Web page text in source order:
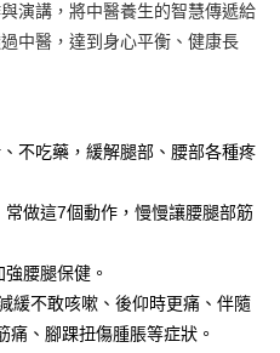
運費
運費
演講，將中醫養生的智慧傳遞給
中醫，達到身心平衡、健康長
不吃藥，緩解腿部、腰部各種疼
做這7個動作，慢慢讓腰腿部筋
腰腿保健。
緩不敢咳嗽、後仰時更痛、伴隨
痛、腳踝扭傷腫脹等症狀。